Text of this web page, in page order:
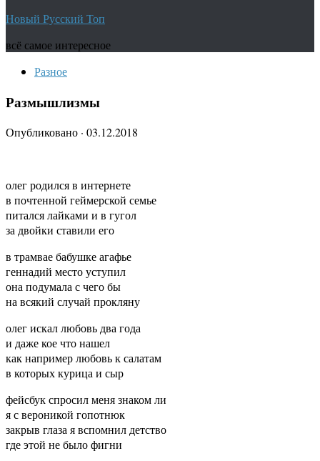
Новый Русский Топ
всё самое интересное
Разное
Размышлизмы
Опубликовано · 03.12.2018
олег родился в интернете
в почтенной геймерской семье
питался лайками и в гугол
за двойки ставили его
в трамвае бабушке агафье
геннадий место уступил
она подумала с чего бы
на всякий случай прокляну
олег искал любовь два года
и даже кое что нашел
как например любовь к салатам
в которых курица и сыр
фейсбук спросил меня знаком ли
я с вероникой гопотнюк
закрыв глаза я вспомнил детство
где этой не было фигни